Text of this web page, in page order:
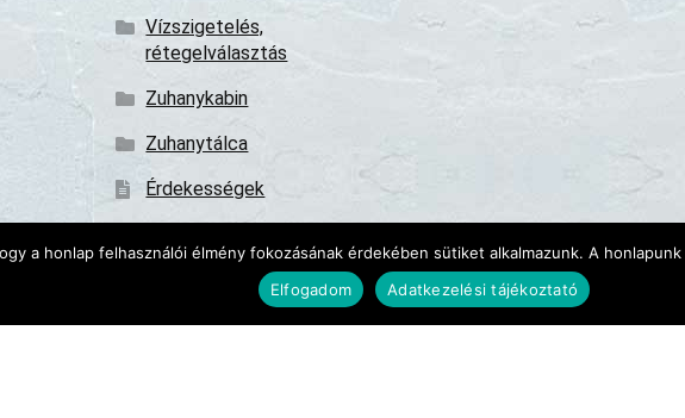
Vízszigetelés,
rétegelválasztás
Zuhanykabin
Zuhanytálca
Érdekességek
a honlap felhasználói élmény fokozásának érdekében sütiket alkalmazunk. A
Elfogadom
Adatkezelési tájékoztató